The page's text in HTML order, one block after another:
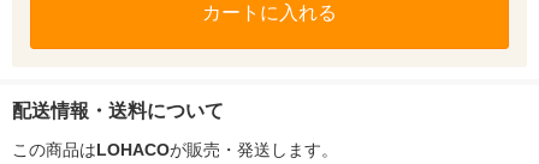
カートに入れる
配送情報・送料について
この商品はLOHACOが販売・発送します。